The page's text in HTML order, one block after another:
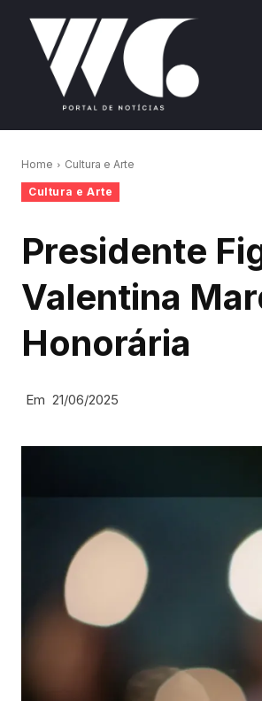
Home Cultura e Arte
Cultura e Arte
Presidente
Valentina
Honorária
Em 21/06/2025